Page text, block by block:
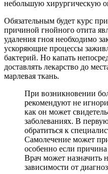
небольшую хирургическую
Обязательным будет курс
причиной гнойного отита
удаления гноя необходимо
ускоряющие процессы
бактерий. Но капать
доставлять лекарство до
марлевая ткань.
При возникновении
рекомендуют не
как он может
заболеваниях. В
обратиться к
Самолечение может
особенно если
Врач может назначить
зависимости от